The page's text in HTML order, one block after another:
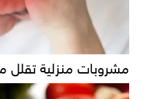
مشروبات منزلية تقلل